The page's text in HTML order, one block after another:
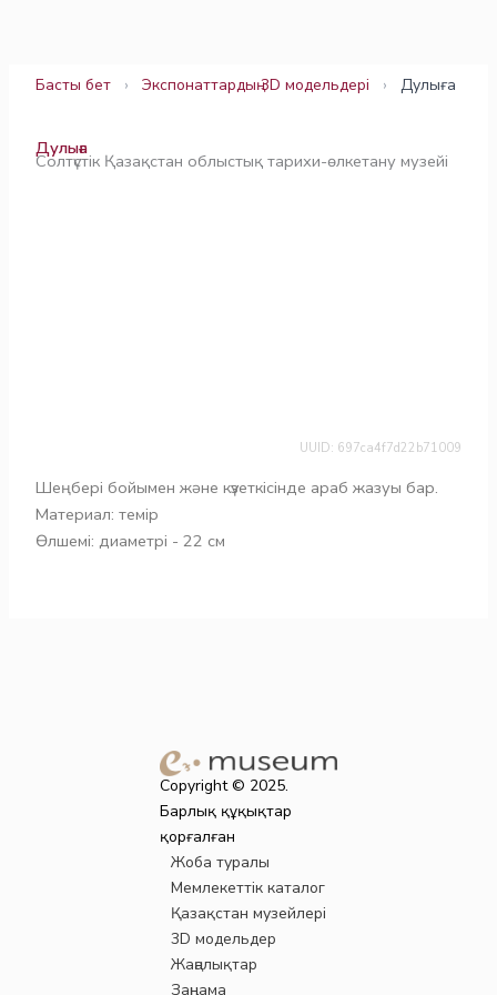
Басты бет › Экспонаттардың 3D модельдері › Дулыға
Дулыға
Солтүстік Қазақстан облыстық тарихи-өлкетану музейі
UUID: 697ca4f7d22b71009
Шеңбері бойымен және күзеткісінде араб жазуы бар.
Материал: темір
Өлшемі: диаметрі - 22 см
Copyright © 2025.
Барлық құқықтар
қорғалған
Жоба туралы
Мемлекеттік каталог
Қазақстан музейлері
3D модельдер
Жаңалықтар
Заңнама